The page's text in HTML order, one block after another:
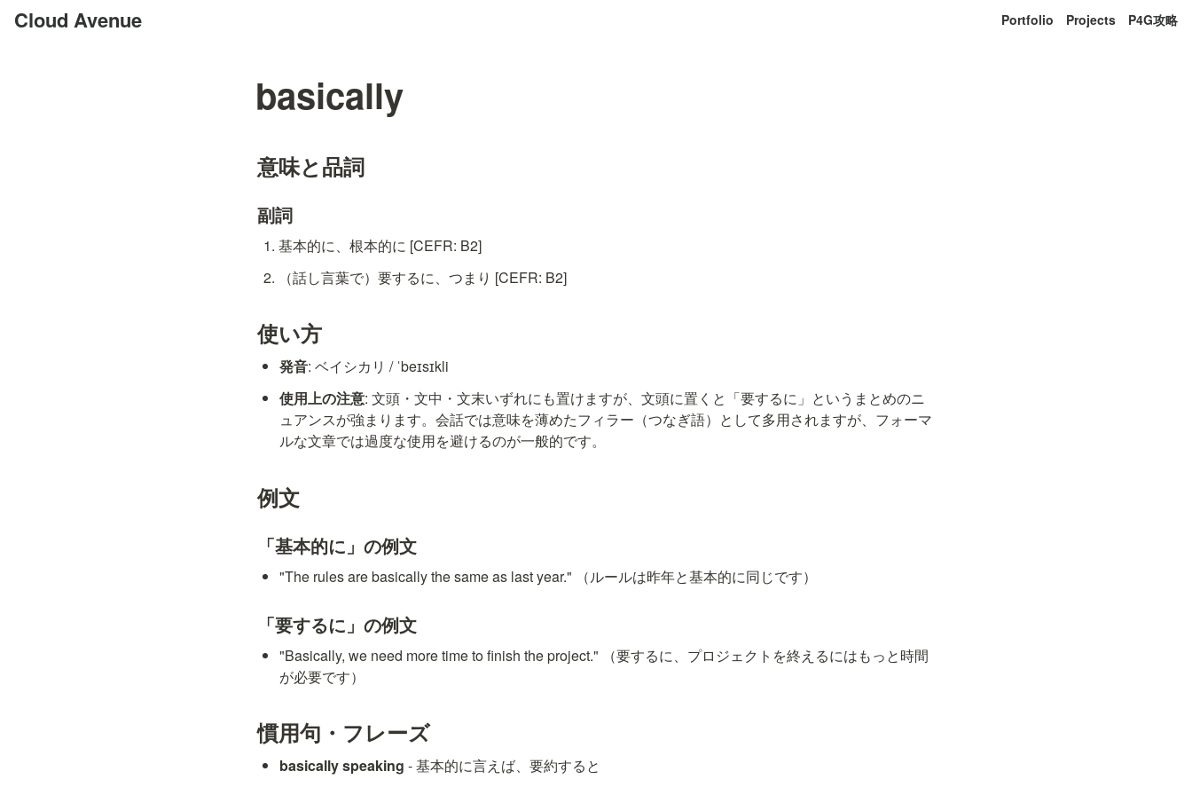
Cloud Avenue Portfolio Projects P4G攻略
basically
意味と品詞
副詞
基本的に、根本的に [CEFR: B2]
（話し言葉で）要するに、つまり [CEFR: B2]
使い方
発音: ベイシカリ / ˈbeɪsɪkli
使用上の注意: 文頭・文中・文末いずれにも置けますが、文頭に置くと「要するに」というまとめのニ
ュアンスが強まります。会話では意味を薄めたフィラー（つなぎ語）として多用されますが、フォーマ
ルな文章では過度な使用を避けるのが一般的です。
例文
「基本的に」の例文
"The rules are basically the same as last year." （ルールは昨年と基本的に同じです）
「要するに」の例文
"Basically, we need more time to finish the project." （要するに、プロジェクトを終えるにはもっと時間
が必要です）
慣用句・フレーズ
basically speaking - 基本的に言えば、要約すると